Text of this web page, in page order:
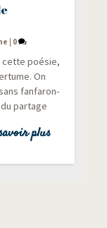
0
cette poé­sie,
On
fan­fa­ron­
partage
plus